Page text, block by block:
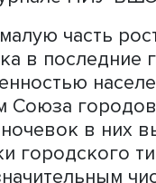
«Брендинг
в